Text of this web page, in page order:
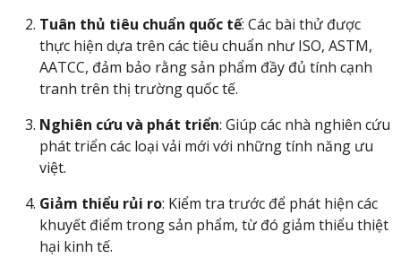
Tuân thủ tiêu chuẩn quốc tế: Các bài thử được
thực hiện dựa trên các tiêu chuẩn như ISO, ASTM,
AATCC, đảm bảo rằng sản phẩm đầy đủ tính cạnh
tranh trên thị trường quốc tế.
Nghiên cứu và phát triển: Giúp các nhà nghiên cứu
phát triển các loại vải mới với những tính năng ưu
việt.
Giảm thiểu rủi ro: Kiểm tra trước để phát hiện các
khuyết điểm trong sản phẩm, từ đó giảm thiểu thiệt
hại kinh tế.